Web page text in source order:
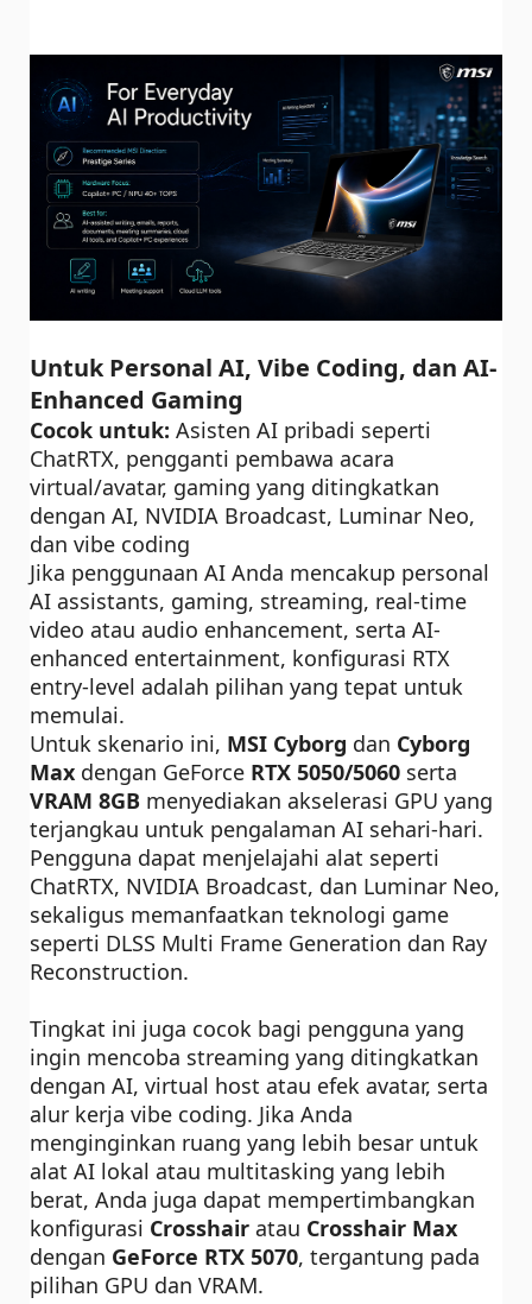
Untuk Personal AI, Vibe Coding, dan AI-
Enhanced Gaming
Cocok untuk: Asisten AI pribadi seperti
ChatRTX, pengganti pembawa acara
virtual/avatar, gaming yang ditingkatkan
dengan AI, NVIDIA Broadcast, Luminar Neo,
dan vibe coding
Jika penggunaan AI Anda mencakup personal
AI assistants, gaming, streaming, real-time
video atau audio enhancement, serta AI-
enhanced entertainment, konfigurasi RTX
entry-level adalah pilihan yang tepat untuk
memulai.
Untuk skenario ini, MSI Cyborg dan Cyborg
Max dengan GeForce RTX 5050/5060 serta
VRAM 8GB menyediakan akselerasi GPU yang
terjangkau untuk pengalaman AI sehari-hari.
Pengguna dapat menjelajahi alat seperti
ChatRTX, NVIDIA Broadcast, dan Luminar Neo,
sekaligus memanfaatkan teknologi game
seperti DLSS Multi Frame Generation dan Ray
Reconstruction.
Tingkat ini juga cocok bagi pengguna yang
ingin mencoba streaming yang ditingkatkan
dengan AI, virtual host atau efek avatar, serta
alur kerja vibe coding. Jika Anda
menginginkan ruang yang lebih besar untuk
alat AI lokal atau multitasking yang lebih
berat, Anda juga dapat mempertimbangkan
konfigurasi Crosshair atau Crosshair Max
dengan GeForce RTX 5070, tergantung pada
pilihan GPU dan VRAM.